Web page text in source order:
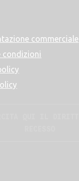
commerciale
condizioni